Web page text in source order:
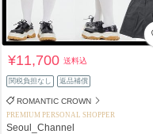
¥11,700送料込
関税負担なし 返品補償
ROMANTIC CROWN
PREMIUM PERSONAL SHOPPER
Seoul_Channel